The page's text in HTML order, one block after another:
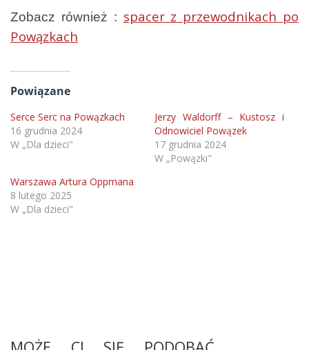
Zobacz również : spacer z przewodnikach po
Powązkach
Powiązane
Serce Serc na Powązkach
16 grudnia 2024
W „Dla dzieci"
Jerzy Waldorff – Kustosz i
Odnowiciel Powązek
17 grudnia 2024
W „Powązki"
Warszawa Artura Oppmana
8 lutego 2025
W „Dla dzieci"